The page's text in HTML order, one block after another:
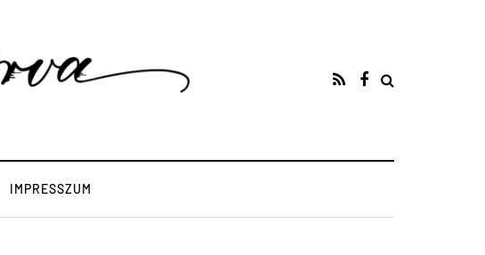
IMPRESSZUM